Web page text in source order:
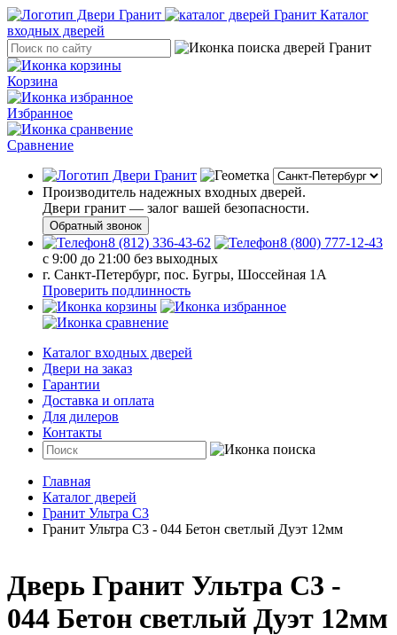
Каталог
входных дверей
Корзина
Избранное
Сравнение
Производитель надежных входных дверей.
Двери гранит — залог вашей безопасности.
Обратный звонок
8 (812) 336-43-62
8 (800) 777-12-43
с 9:00 до 21:00 без выходных
г. Санкт-Петербург, пос. Бугры, Шоссейная 1А
Проверить подлинность
Каталог входных дверей
Двери на заказ
Гарантии
Доставка и оплата
Для дилеров
Контакты
Главная
Каталог дверей
Гранит Ультра С3
Гранит Ультра С3 - 044 Бетон светлый Дуэт 12мм
Дверь Гранит Ультра С3 -
044 Бетон светлый Дуэт 12мм